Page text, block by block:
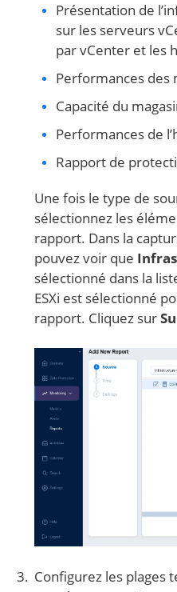
Présentation de
sur les serveurs
par vCenter et les
Performances des
Capacité du
Performances de
Rapport de
Une fois le type de
sélectionnez les
rapport. Dans la
pouvez voir que
sélectionné dans la
ESXi est sélectionné
rapport. Cliquez sur
Configurez les plages